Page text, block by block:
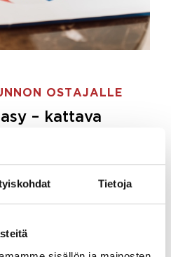
Tietoja
OSTAJALLE
– kattava
ja etsimme juuri